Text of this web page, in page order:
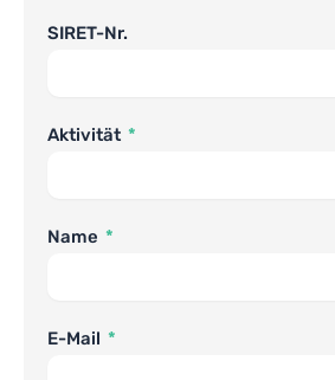
SIRET-Nr.
Aktivität
Name
E-Mail